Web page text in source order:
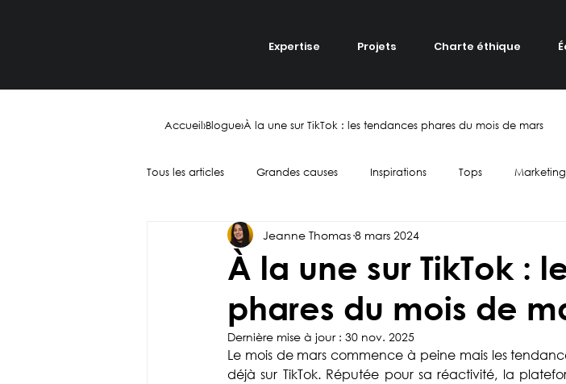
Expertise Projets Charte éthique
Accueil›Blogue›À la une sur TikTok : les tendances phares du mois de mars
Tous les articles Grandes causes Inspirations Tops
Réseaux sociaux Fashion
Tendances Influence Trend Food horreur
Collaboration
À la une sur TikTok :
phares du mois de
Jeanne Thomas 8 mars 2024
Dernière mise à jour : 30 nov. 2025
Le mois de mars commence à peine mais les
déjà sur TikTok. Réputée pour sa réactivité, la